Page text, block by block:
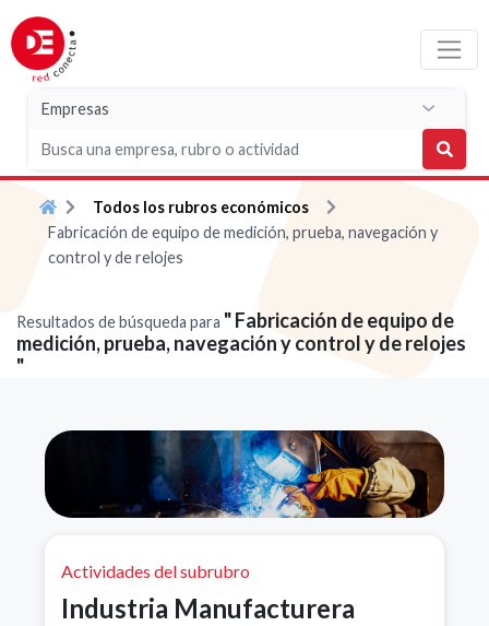
Todos los rubros económicos
Fabricación de equipo de medición, prueba, navegación y
control y de relojes
Resultados de búsqueda para " Fabricación de equipo de
medición, prueba, navegación y control y de relojes
"
Actividades del subrubro
Industria Manufacturera